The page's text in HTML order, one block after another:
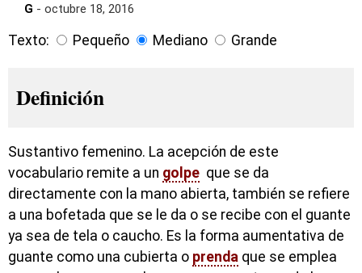
G - octubre 18, 2016
Texto: Pequeño Mediano Grande
Definición
Sustantivo femenino. La acepción de este
vocabulario remite a un golpe que se da
directamente con la mano abierta, también se refiere
a una bofetada que se le da o se recibe con el guante
ya sea de tela o caucho. Es la forma aumentativa de
guante como una cubierta o prenda que se emplea